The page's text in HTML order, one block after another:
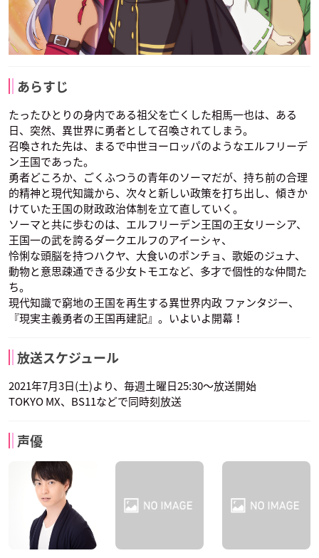
あらすじ
たったひとりの身内である祖父を亡くした相馬一也は、ある
日、突然、異世界に勇者として召喚されてしまう。
召喚された先は、まるで中世ヨーロッパのようなエルフリーデ
ン王国であった。
勇者どころか、ごくふつうの青年のソーマだが、持ち前の合理
的精神と現代知識から、次々と新しい政策を打ち出し、傾きか
けていた王国の財政政治体制を立て直していく。
ソーマと共に歩むのは、エルフリーデン王国の王女リーシア、
王国一の武を誇るダークエルフのアイーシャ、
怜悧な頭脳を持つハクヤ、大食いのポンチョ、歌姫のジュナ、
動物と意思疎通できる少女トモエなど、多才で個性的な仲間た
ち。
現代知識で窮地の王国を再生する異世界内政 ファンタジー、
『現実主義勇者の王国再建記』。いよいよ開幕！
放送スケジュール
2021年7月3日(土)より、毎週土曜日25:30～放送開始
TOKYO MX、BS11などで同時刻放送
声優